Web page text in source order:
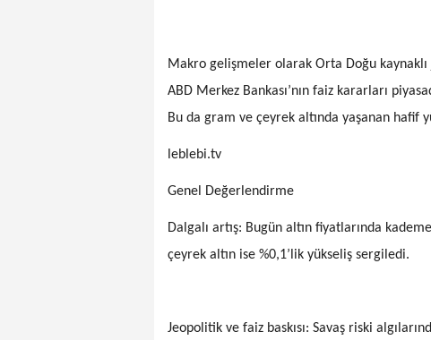
Makro gelişmeler olarak Orta Doğu
ABD Merkez Bankası’nın faiz kararları
Bu da gram ve çeyrek altında yaşanan hafif
leblebi.tv
Genel Değerlendirme
Dalgalı artış: Bugün altın fiyatlarında
çeyrek altın ise %0,1’lik yükseliş sergiledi.
Jeopolitik ve faiz baskısı: Savaş riski